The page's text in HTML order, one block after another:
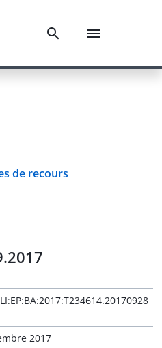
de recours
2017